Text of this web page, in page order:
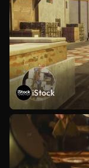
iStock